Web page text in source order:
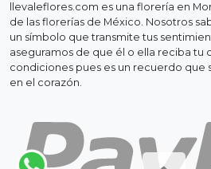
llevaleflores.com es una florería en
de las florerías de México. Nosotros
un símbolo que transmite tus
aseguramos de que él o ella reciba tu
condiciones pues es un recuerdo que
en el corazón.